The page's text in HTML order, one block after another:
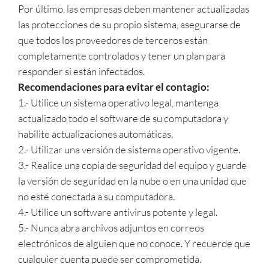
Por último, las empresas deben mantener actualizadas
las protecciones de su propio sistema, asegurarse de
que todos los proveedores de terceros están
completamente controlados y tener un plan para
responder si están infectados.
Recomendaciones para evitar el contagio:
1.- Utilice un sistema operativo legal, mantenga
actualizado todo el software de su computadora y
habilite actualizaciones automáticas.
2.- Utilizar una versión de sistema operativo vigente.
3.- Realice una copia de seguridad del equipo y guarde
la versión de seguridad en la nube o en una unidad que
no esté conectada a su computadora.
4.- Utilice un software antivirus potente y legal.
5.- Nunca abra archivos adjuntos en correos
electrónicos de alguien que no conoce. Y recuerde que
cualquier cuenta puede ser comprometida.